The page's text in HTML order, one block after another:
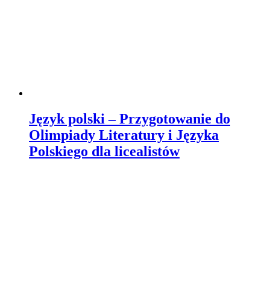
Język polski – Przygotowanie do
Olimpiady Literatury i Języka
Polskiego dla licealistów